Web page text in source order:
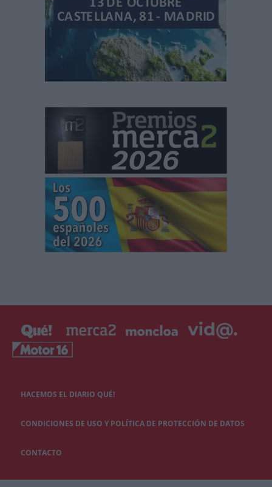
HACEMOS EL DIARIO QUÉ!
CONDICIONES DE USO Y POLÍTICA DE PROTECCIÓN DE DATOS
CONTACTO